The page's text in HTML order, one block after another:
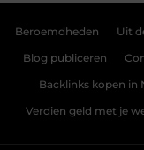
Beroemdheden Uit
Blog publiceren
Backlinks kopen in
Verdien geld met je